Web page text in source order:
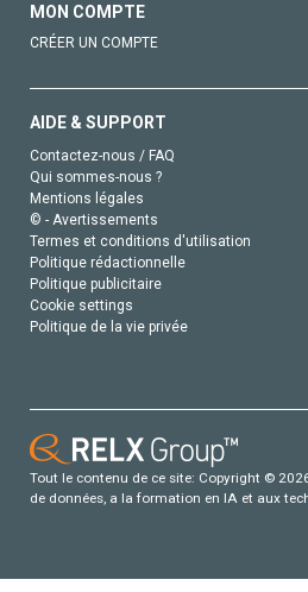
MON COMPTE
CRÉER UN COMPTE
AIDE & SUPPORT
Contactez-nous / FAQ
Qui sommes-nous ?
Mentions légales
© - Avertissements
Termes et conditions d'utilisation
Politique rédactionnelle
Politique publicitaire
Cookie settings
Politique de la vie privée
Tout le contenu de ce site: Copyright ©
de données, a la formation en IA et aux